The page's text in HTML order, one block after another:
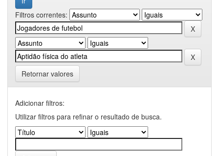
Filtros correntes:
Retornar valores
Adicionar filtros:
Utilizar filtros para refinar o resultado de busca.